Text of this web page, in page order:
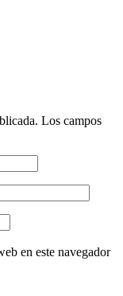
Los campos
en este navegador